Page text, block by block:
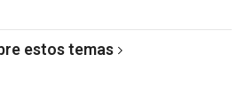
estos temas